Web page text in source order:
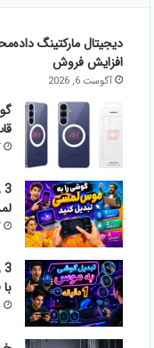
دیجیتال مارکتینگ
افزایش فروش
آگوست 6, 2026
با usb و دانلود برنامه آن